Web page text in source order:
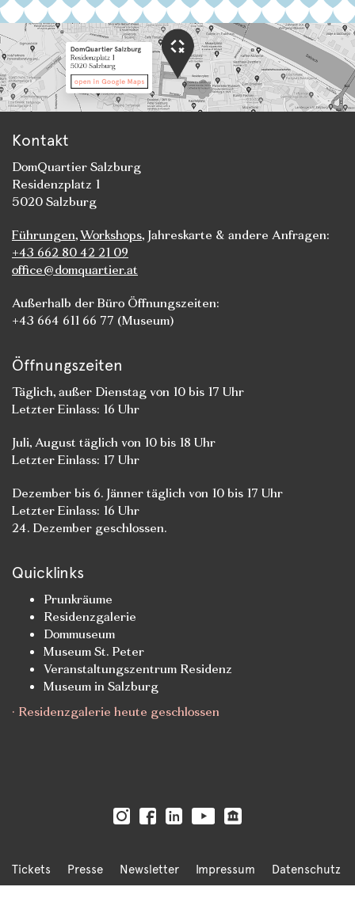
Kontakt
DomQuartier Salzburg
Residenzplatz 1
5020 Salzburg
Führungen,Workshops, Jahreskarte & andere Anfragen:
+43 662 80 42 21 09
office@domquartier.at
Außerhalb der Büro Öffnungszeiten:
+43 664 611 66 77 (Museum)
Öffnungszeiten
Täglich, außer Dienstag von 10 bis 17 Uhr
Letzter Einlass: 16 Uhr
Juli, August täglich von 10 bis 18 Uhr
Letzter Einlass: 17 Uhr
Dezember bis 6. Jänner täglich von 10 bis 17 Uhr
Letzter Einlass: 16 Uhr
24. Dezember geschlossen.
Quicklinks
Prunkräume
Residenzgalerie
Dommuseum
Museum St. Peter
Veranstaltungszentrum Residenz
Museum in Salzburg
· Residenzgalerie heute geschlossen
Tickets Presse Newsletter Impressum Datenschutz